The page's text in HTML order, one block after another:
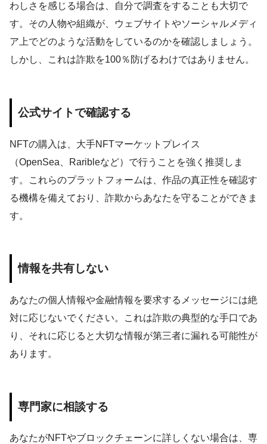
わしさを感じる場合は、自分で調査をすることも大切で
す。その人物や組織が、ウェブサイトやソーシャルメディ
ア上でどのような活動をしているのかを確認しましょう。
しかし、これは詐欺を100％防げるわけではありません。
公式サイトで確認する
NFTの購入は、大手NFTマーケットプレイス
（OpenSea、Raribleなど）で行うことを強く推奨しま
す。これらのプラットフォームは、作品の真正性を確認す
る機構を備えており、詐欺からあなたを守ることができま
す。
情報を共有しない
あなたの個人情報や金融情報を要求するメッセージには絶
対に応じないでください。これは詐欺の典型的な手口であ
り、それに応じると大切な情報が第三者に漏れる可能性が
あります。
専門家に相談する
あなたがNFTやブロックチェーンに詳しくない場合は、専